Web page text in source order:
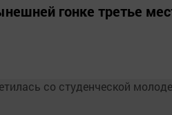
гонке третье